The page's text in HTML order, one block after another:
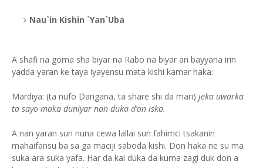
Nau`in Kishin `Yan`Uba
A shafi na goma sha biyar na Rabo na biyar an bayyana irin
yadda yaran ke taya iyayensu mata kishi kamar haka:
Mardiya: (ta nufo Dangana, ta share shi da mari) jeka uwarka
ta sayo maka duniyar nan duka d’an iska.
A nan yaran sun nuna cewa lallai sun fahimci tsakanin
mahaifansu ba sa ga maciji saboda kishi. Don haka ne su ma
suka ara suka yafa. Har da kai duka da kuma zagi duk don a